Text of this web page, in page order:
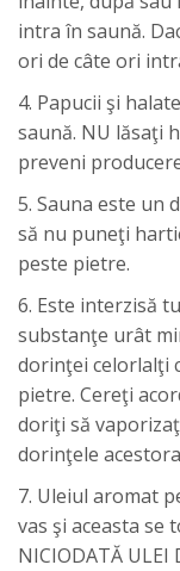
intra în saună.
ori de câte ori
4. Papucii şi
saună. NU lăsaţi
preveni
5. Sauna este un
să nu puneţi
peste pietre.
6. Este interzisă
substanţe urât
dorinţei celorlalţi
pietre. Cereţi
doriţi să
dorinţele
7. Uleiul aromat
vas şi aceasta se
NICIODATĂ ULEI